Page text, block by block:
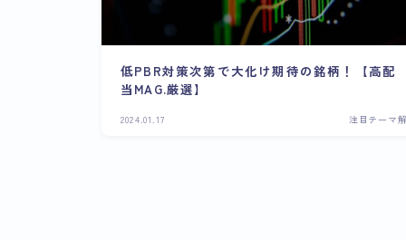
低PBR対策次第で大化け期待の銘柄！【高配
当MAG.厳選】
2024.01.17 注目テーマ